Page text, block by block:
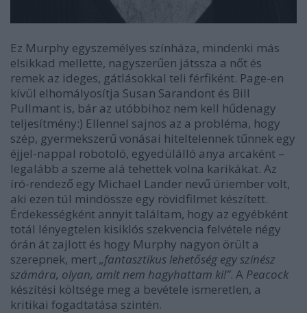
Ez Murphy egyszemélyes színháza, mindenki más
elsikkad mellette, nagyszerűen játssza a nőt és
remek az ideges, gátlásokkal teli férfiként. Page-en
kívül elhomályosítja Susan Sarandont és Bill
Pullmant is, bár az utóbbihoz nem kell hűdenagy
teljesítmény:) Ellennel sajnos az a probléma, hogy
szép, gyermekszerű vonásai hiteltelennek tűnnek egy
éjjel-nappal robotoló, egyedülálló anya arcaként –
legalább a szeme alá tehettek volna karikákat. Az
író-rendező egy Michael Lander nevű úriember volt,
aki ezen túl mindössze egy rövidfilmet készített.
Érdekességként annyit találtam, hogy az egyébként
totál lényegtelen kisiklós szekvencia felvétele négy
órán át zajlott és hogy Murphy nagyon örült a
szerepnek, mert„fantasztikus lehetőség egy színész
számára, olyan, amit nem hagyhattam ki!”. A Peacock
készítési költsége meg a bevétele ismeretlen, a
kritikai fogadtatása szintén.